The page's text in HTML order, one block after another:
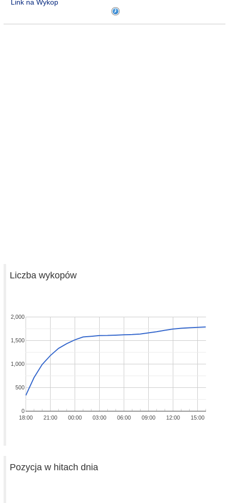
Link na Wykop
Liczba wykopów
18:00 21:00 00:00 03:00 06:00 09:00 12:00 15:00
0
500
1,000
1,500
2,000
Pozycja w hitach dnia